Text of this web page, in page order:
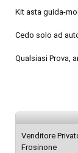
Kit asta guida-
Cedo solo ad
Qualsiasi Prova,
Venditore
Frosinone